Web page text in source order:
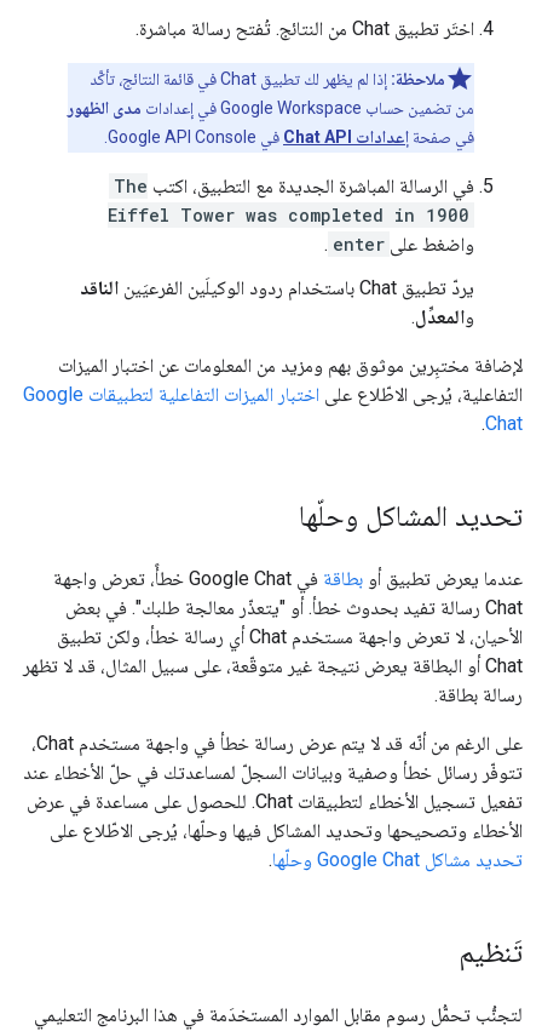
اختَر تطبيق Chat من النتائج. تُفتح رسالة مباشرة.
ملاحظة:
إذا لم يظهر لك تطبيق Chat في قائمة النتائج، تأكَّد
من تضمين حساب Google Workspace في إعدادات
مدى الظهور
في صفحة إعدادات Chat API في Google API Console.
في الرسالة المباشرة الجديدة مع التطبيق، اكتب The
Eiffel Tower was completed in 1900
واضغط على enter
.
يردّ تطبيق Chat باستخدام ردود الوكيلَين الفرعيَين
الناقد
والمعدِّل.
لإضافة مختبِرين موثوق بهم ومزيد من المعلومات عن اختبار الميزات
التفاعلية، يُرجى الاطّلاع على
اختبار الميزات التفاعلية لتطبيقات Google
Chat
.
تحديد المشاكل وحلّها
عندما يعرض تطبيق أو بطاقة
في Google Chat خطأً، تعرض واجهة
Chat رسالة تفيد بحدوث خطأ. أو "يتعذّر معالجة طلبك". في بعض
الأحيان، لا تعرض واجهة مستخدم Chat أي رسالة خطأ، ولكن تطبيق
Chat أو البطاقة يعرض نتيجة غير متوقّعة، على سبيل المثال، قد لا تظهر
رسالة بطاقة.
على الرغم من أنّه قد لا يتم عرض رسالة خطأ في واجهة مستخدم Chat،
تتوفّر رسائل خطأ وصفية وبيانات السجلّ لمساعدتك في حلّ الأخطاء عند
تفعيل تسجيل الأخطاء لتطبيقات Chat. للحصول على مساعدة في عرض
الأخطاء وتصحيحها وتحديد المشاكل فيها وحلّها، يُرجى الاطّلاع على
تحديد مشاكل Google Chat وحلّها
.
تَنظيم
لتجنُّب تحمُّل رسوم مقابل الموارد المستخدَمة في هذا البرنامج التعليمي